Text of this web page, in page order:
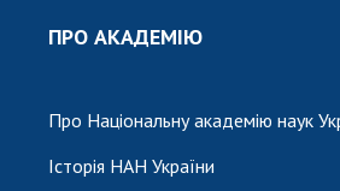
ПРО АКАДЕМІЮ
Про Національну академію наук
Історія НАН України